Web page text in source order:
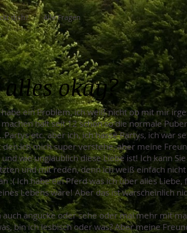
dich? Alle Fragen
okay?
habe ein Problem, ich weiß nicht ob mit mir
halt seit 12 schon so die normale
etc. aber ich, ich hasse Partys, ich war
ich mich super verstehe, aber meine
wie unglaublich diese Liebe ist! Ich kann
und mit reden, denn ich weiß einfach
:( Ich habe ein Pferd was ich über alles Liebe,
Lebens wäre! Aber das ist warscheinlich
auch angucke oder sehe oder mal mehr mit
bin ich lesbisch oder was? Aber meine